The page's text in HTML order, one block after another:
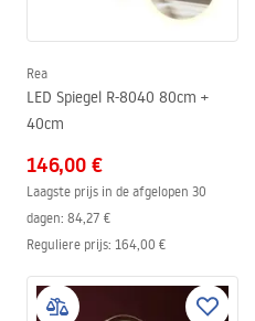
Rea
LED Spiegel R-8040 80cm +
40cm
146,00 €
Laagste prijs in de afgelopen 30
dagen: 84,27 €
Reguliere prijs: 164,00 €